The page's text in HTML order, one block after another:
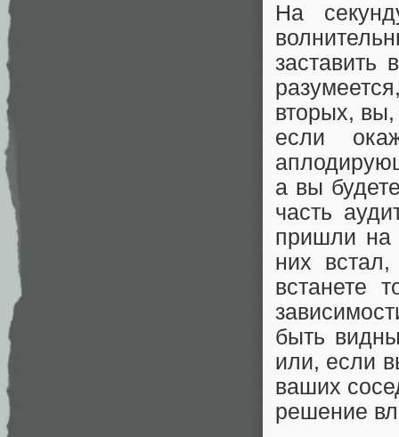
На
заставить
вторых, вы,
если
а вы
часть
пришли на
них
встанете
быть
или, если
ваших
решение